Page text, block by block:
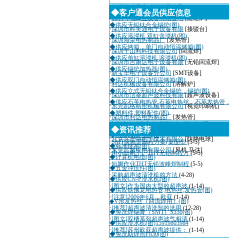
深圳市瑞天宇科技有限公司
[AOI]
·深圳粤城工业设备有限公司 [隧道炉]
·深圳市科美通电子设备有限 [接驳台]
·深圳海荣电热制品厂 [发热管]
·深圳千山利科技有限公司 [回流焊]
·深圳市吉康达电子设备有限 [无铅回流焊]
·新宝华电子设备分公司 [SMT设备]
·利达机械设备有限公司 [溶解炉]
·深圳市洁泰超声波科技有限 [超声波设备]
·东莞凯格精密机械有限公司 [视觉印刷机]
·深圳市利达电热制品厂 [发热管]
·深圳市迈瑞自动化设备有限
·北京兴华特电子技术有限公 [防静电球]
·东莞三越机电有限公司 [风机,马达]
◆客户通会员供应信息
◆供应无铅钛合金锡炉(图)
◆供应溶浸机,双缸含浸机(图)
◆供应烤箱，单门自动恒温烤箱(图)
◆供应单缸溶浸机,溶浸机(图)
◆供应锡炉加热器(图)
◆供应双门自动恒温烤箱(图)
◆供应立式无铅钛合金锡炉，锡炉(图)
◆供应石英电热管,石英电热丝，石英发热管，
◆塑料件,塑料配件(图)
◆供应多功能翻转式焊锡机,焊锡机(图)
◆供应感应马达(图)
◆标准链条(图)
◆计算机电缆(图)
◆五金冲压件(图)
◆供应CN-P冷水机(图)
◆供应铁佛龙电热管,电热丝,发热管(图)
◆V形发热丝（回流焊用）(图)
◆免洗焊锡膏（SMT）S350(图)
◆供应冷水机(图)15919803984
◆免洗助焊剂F830(图)
◆资讯推荐
·SMT实验室制程方案(桌面型(5-5)
·中小型电子厂THT无铅制程方(5-5)
·短脚作业THT无铅波峰焊制程 (5-5)
·采购超声波清洗机的方法 (4-28)
·[图文]作为国内大型的超声波(1-14)
·[注意]2006年6月，欧亚(1-14)
·[推荐]超声波清洗剂的选用(12-28)
·[图文]双槽系列超声波气相清(1-14)
·[推荐]苏州欧亚超声波提供： (1-14)